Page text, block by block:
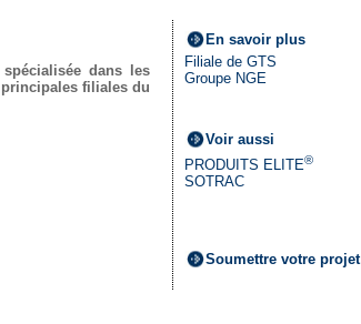
dans les
filiales du
En savoir plus
Filiale de GTS
Groupe NGE
Voir aussi
PRODUITS ELITE®
SOTRAC
Soumettre votre projet